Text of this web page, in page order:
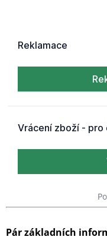
Pár základních